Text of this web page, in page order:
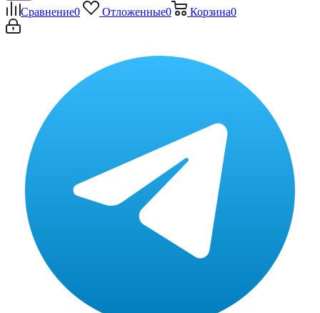
Сравнение0 Отложенные0 Корзина0